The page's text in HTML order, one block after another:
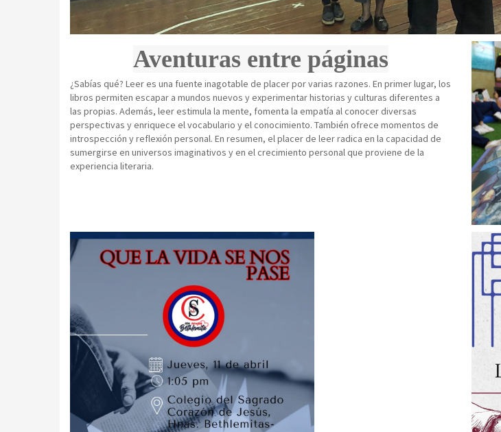
Aventuras entre páginas
¿Sabías qué? Leer es una fuente inagotable de placer por varias razones. En primer lugar, los
libros permiten escapar a mundos nuevos y experimentar historias y culturas diferentes a
las propias. Además, leer estimula la mente, fomenta la empatía al conocer diversas
perspectivas y enriquece el vocabulario y el conocimiento. También ofrece momentos de
introspección y reflexión personal. En resumen, el placer de leer radica en la capacidad de
sumergirse en universos imaginativos y en el crecimiento personal que proviene de la
experiencia literaria.